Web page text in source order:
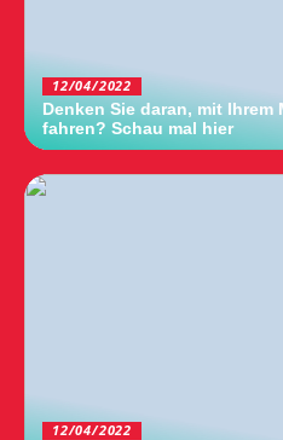
12/04/2022
Denken Sie daran, mit Ihrem
fahren? Schau mal hier
12/04/2022